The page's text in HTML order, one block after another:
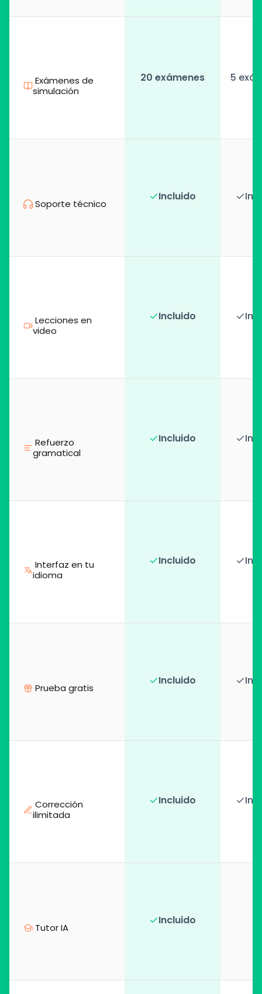
simulación
20 exámenes 5
Soporte técnico
Incluido
video
Incluido
gramatical
Incluido
idioma
Incluido
Prueba gratis
Incluido
ilimitada
Incluido
Tutor IA
Incluido